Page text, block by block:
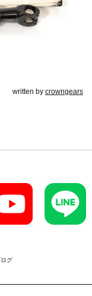
written by crowngears
グ